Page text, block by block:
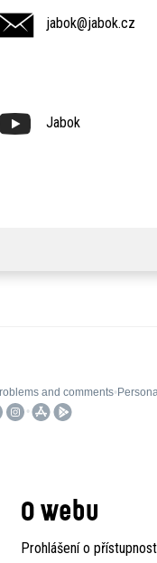
jabok@jabok.cz
Jabok
O webu
Prohlášení o